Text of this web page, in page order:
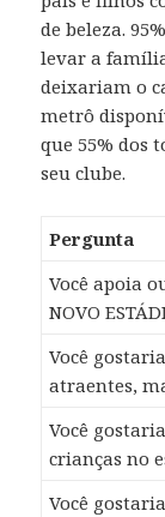
de beleza.
levar a
deixariam o
metrô
que 55% dos
seu clube.
Pergunta
Você apoia
NOVO
Você
atraentes,
Você
crianças no
Você